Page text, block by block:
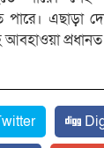
পারে। এছাড়া
প্রধানত